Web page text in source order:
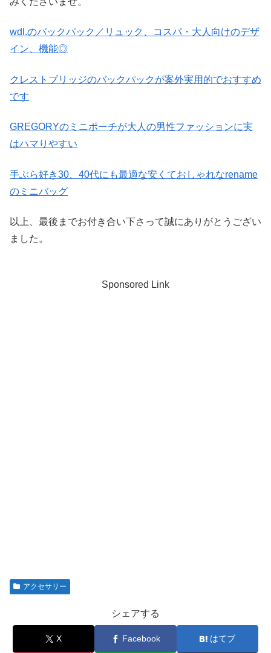
wdl.のバックパック／リュック、コスパ・大人向けのデザ
イン、機能◎
クレストブリッジのバックパックが案外実用的でおすすめ
です
GREGORYのミニポーチが大人の男性ファッションに実
はハマりやすい
手ぶら好き30、40代にも最適な安くておしゃれなrename
のミニバッグ
以上、最後までお付き合い下さって誠にありがとうござい
ました。
Sponsored Link
アクセサリー
シェアする
X Facebook はてブ